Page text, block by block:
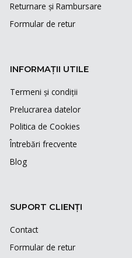
Returnare și Rambursare
Formular de retur
INFORMAȚII UTILE
Termeni și condiții
Prelucrarea datelor
Politica de Cookies
Întrebări frecvente
Blog
SUPORT CLIENȚI
Contact
Formular de retur